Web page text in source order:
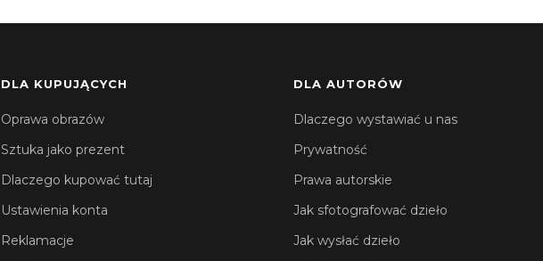
DLA KUPUJĄCYCH
Oprawa obrazów
Sztuka jako prezent
Dlaczego kupować tutaj
Ustawienia konta
Reklamacje
DLA AUTORÓW
Dlaczego wystawiać u nas
Prywatność
Prawa autorskie
Jak sfotografować dzieło
Jak wysłać dzieło